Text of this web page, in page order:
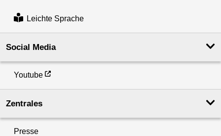
Leichte Sprache
Social Media
Youtube
Zentrales
Presse